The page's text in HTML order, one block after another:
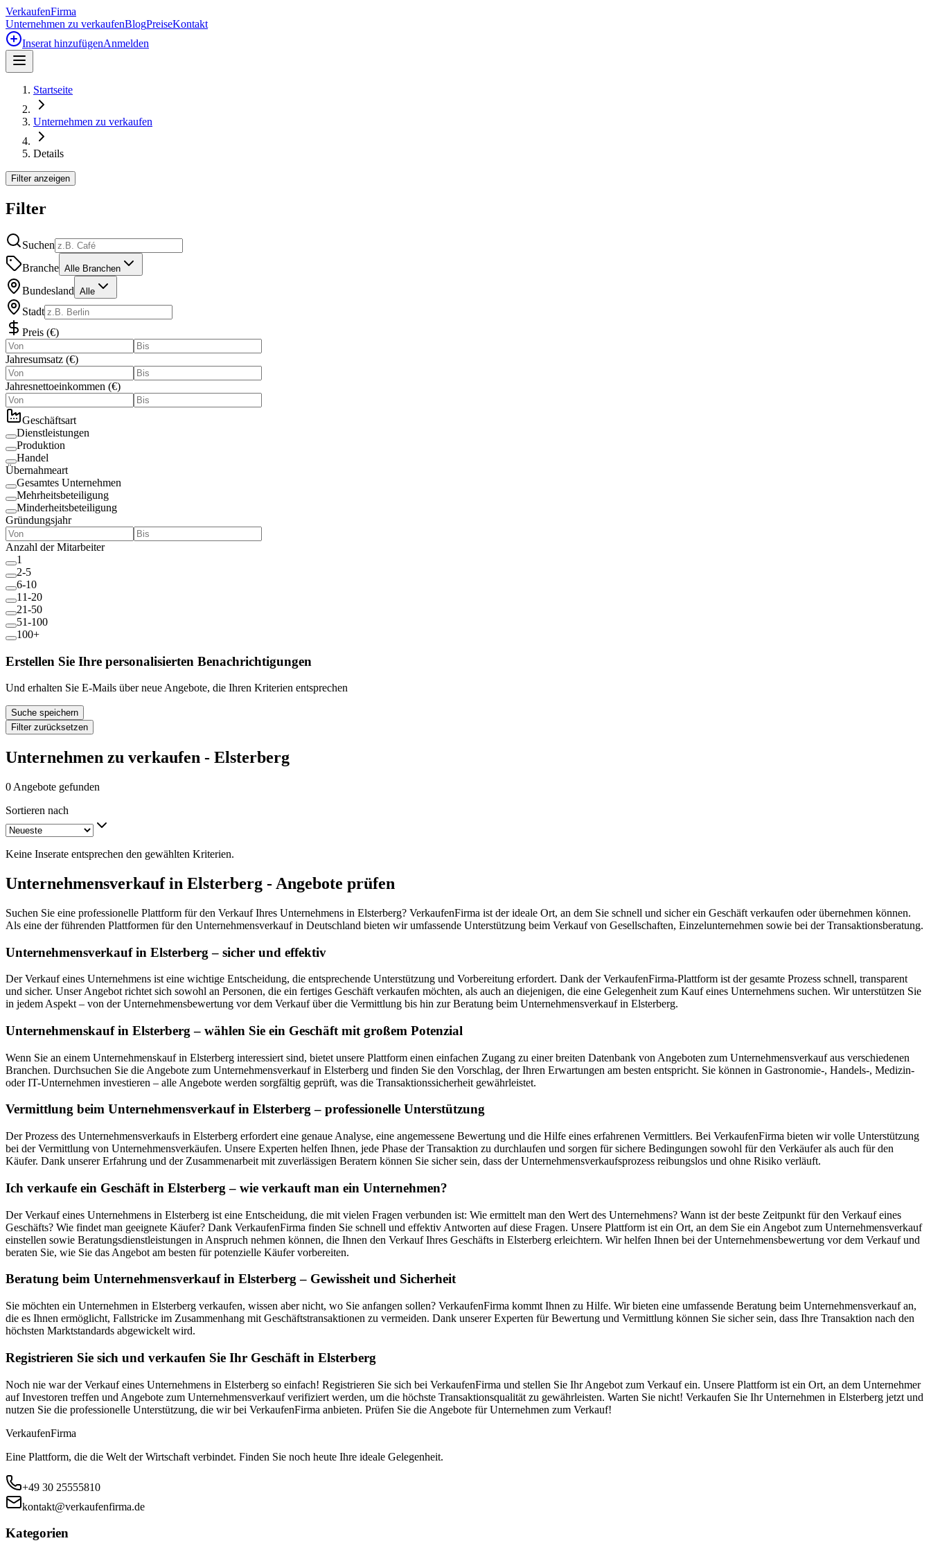
VerkaufenFirma
Unternehmen zu verkaufenBlogPreiseKontakt
Inserat hinzufügenAnmelden
Startseite
Unternehmen zu verkaufen
Details
Filter anzeigen
Filter
Suchen
Branche Alle Branchen
Bundesland Alle
Stadt
Preis (€)
Jahresumsatz (€)
Jahresnettoeinkommen (€)
Geschäftsart
Dienstleistungen
Produktion
Handel
Übernahmeart
Gesamtes Unternehmen
Mehrheitsbeteiligung
Minderheitsbeteiligung
Gründungsjahr
Anzahl der Mitarbeiter
1
2-5
6-10
11-20
21-50
51-100
100+
Erstellen Sie Ihre personalisierten Benachrichtigungen
Und erhalten Sie E-Mails über neue Angebote, die Ihren Kriterien entsprechen
Suche speichern
Filter zurücksetzen
Unternehmen zu verkaufen - Elsterberg
0 Angebote gefunden
Sortieren nach
Keine Inserate entsprechen den gewählten Kriterien.
Unternehmensverkauf in Elsterberg - Angebote prüfen
Suchen Sie eine professionelle Plattform für den Verkauf Ihres Unternehmens in Elsterberg? VerkaufenFirma ist der ideale Ort, an dem Sie schnell und sicher ein Geschäft verkaufen oder übernehmen können.
Als eine der führenden Plattformen für den Unternehmensverkauf in Deutschland bieten wir umfassende Unterstützung beim Verkauf von Gesellschaften, Einzelunternehmen sowie bei der Transaktionsberatung.
Unternehmensverkauf in Elsterberg – sicher und effektiv
Der Verkauf eines Unternehmens ist eine wichtige Entscheidung, die entsprechende Unterstützung und Vorbereitung erfordert. Dank der VerkaufenFirma-Plattform ist der gesamte Prozess schnell, transparent
und sicher. Unser Angebot richtet sich sowohl an Personen, die ein fertiges Geschäft verkaufen möchten, als auch an diejenigen, die eine Gelegenheit zum Kauf eines Unternehmens suchen. Wir unterstützen Sie
in jedem Aspekt – von der Unternehmensbewertung vor dem Verkauf über die Vermittlung bis hin zur Beratung beim Unternehmensverkauf in Elsterberg.
Unternehmenskauf in Elsterberg – wählen Sie ein Geschäft mit großem Potenzial
Wenn Sie an einem Unternehmenskauf in Elsterberg interessiert sind, bietet unsere Plattform einen einfachen Zugang zu einer breiten Datenbank von Angeboten zum Unternehmensverkauf aus verschiedenen
Branchen. Durchsuchen Sie die Angebote zum Unternehmensverkauf in Elsterberg und finden Sie den Vorschlag, der Ihren Erwartungen am besten entspricht. Sie können in Gastronomie-, Handels-, Medizin-
oder IT-Unternehmen investieren – alle Angebote werden sorgfältig geprüft, was die Transaktionssicherheit gewährleistet.
Vermittlung beim Unternehmensverkauf in Elsterberg – professionelle Unterstützung
Der Prozess des Unternehmensverkaufs in Elsterberg erfordert eine genaue Analyse, eine angemessene Bewertung und die Hilfe eines erfahrenen Vermittlers. Bei VerkaufenFirma bieten wir volle Unterstützung
bei der Vermittlung von Unternehmensverkäufen. Unsere Experten helfen Ihnen, jede Phase der Transaktion zu durchlaufen und sorgen für sichere Bedingungen sowohl für den Verkäufer als auch für den
Käufer. Dank unserer Erfahrung und der Zusammenarbeit mit zuverlässigen Beratern können Sie sicher sein, dass der Unternehmensverkaufsprozess reibungslos und ohne Risiko verläuft.
Ich verkaufe ein Geschäft in Elsterberg – wie verkauft man ein Unternehmen?
Der Verkauf eines Unternehmens in Elsterberg ist eine Entscheidung, die mit vielen Fragen verbunden ist: Wie ermittelt man den Wert des Unternehmens? Wann ist der beste Zeitpunkt für den Verkauf eines
Geschäfts? Wie findet man geeignete Käufer? Dank VerkaufenFirma finden Sie schnell und effektiv Antworten auf diese Fragen. Unsere Plattform ist ein Ort, an dem Sie ein Angebot zum Unternehmensverkauf
einstellen sowie Beratungsdienstleistungen in Anspruch nehmen können, die Ihnen den Verkauf Ihres Geschäfts in Elsterberg erleichtern. Wir helfen Ihnen bei der Unternehmensbewertung vor dem Verkauf und
beraten Sie, wie Sie das Angebot am besten für potenzielle Käufer vorbereiten.
Beratung beim Unternehmensverkauf in Elsterberg – Gewissheit und Sicherheit
Sie möchten ein Unternehmen in Elsterberg verkaufen, wissen aber nicht, wo Sie anfangen sollen? VerkaufenFirma kommt Ihnen zu Hilfe. Wir bieten eine umfassende Beratung beim Unternehmensverkauf an,
die es Ihnen ermöglicht, Fallstricke im Zusammenhang mit Geschäftstransaktionen zu vermeiden. Dank unserer Experten für Bewertung und Vermittlung können Sie sicher sein, dass Ihre Transaktion nach den
höchsten Marktstandards abgewickelt wird.
Registrieren Sie sich und verkaufen Sie Ihr Geschäft in Elsterberg
Noch nie war der Verkauf eines Unternehmens in Elsterberg so einfach! Registrieren Sie sich bei VerkaufenFirma und stellen Sie Ihr Angebot zum Verkauf ein. Unsere Plattform ist ein Ort, an dem Unternehmer
auf Investoren treffen und Angebote zum Unternehmensverkauf verifiziert werden, um die höchste Transaktionsqualität zu gewährleisten. Warten Sie nicht! Verkaufen Sie Ihr Unternehmen in Elsterberg jetzt und
nutzen Sie die professionelle Unterstützung, die wir bei VerkaufenFirma anbieten. Prüfen Sie die Angebote für Unternehmen zum Verkauf!
VerkaufenFirma
Eine Plattform, die die Welt der Wirtschaft verbindet. Finden Sie noch heute Ihre ideale Gelegenheit.
+49 30 25555810
kontakt@verkaufenfirma.de
Kategorien